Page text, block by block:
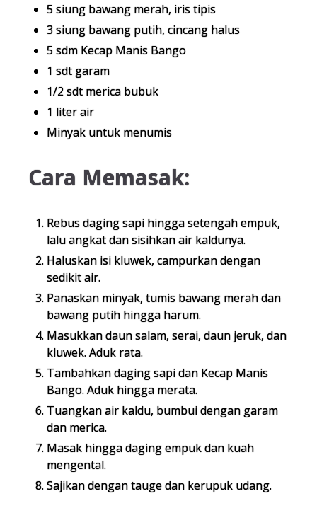
5 siung bawang merah, iris tipis
3 siung bawang putih, cincang halus
5 sdm Kecap Manis Bango
1 sdt garam
1/2 sdt merica bubuk
1 liter air
Minyak untuk menumis
Cara Memasak:
Rebus daging sapi hingga setengah empuk,
lalu angkat dan sisihkan air kaldunya.
Haluskan isi kluwek, campurkan dengan
sedikit air.
Panaskan minyak, tumis bawang merah dan
bawang putih hingga harum.
Masukkan daun salam, serai, daun jeruk, dan
kluwek. Aduk rata.
Tambahkan daging sapi dan Kecap Manis
Bango. Aduk hingga merata.
Tuangkan air kaldu, bumbui dengan garam
dan merica.
Masak hingga daging empuk dan kuah
mengental.
Sajikan dengan tauge dan kerupuk udang.